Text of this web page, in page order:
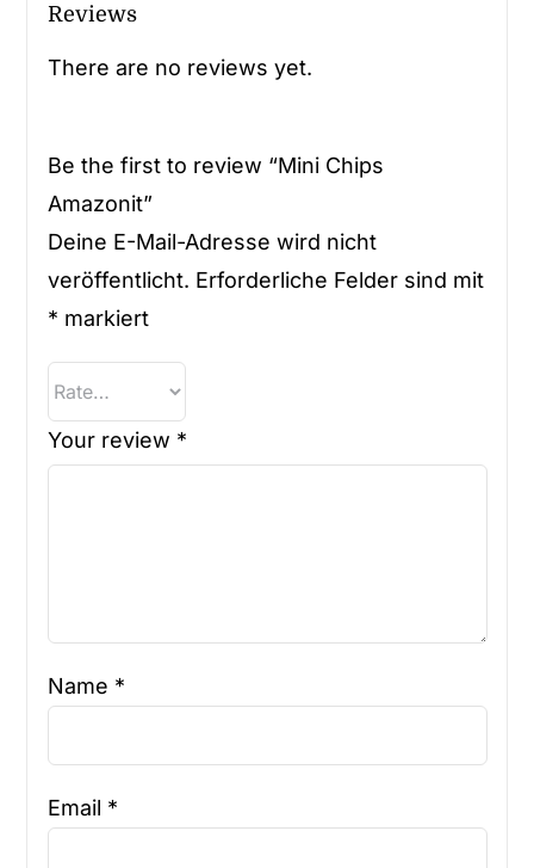
Reviews
There are no reviews yet.
Be the first to review “Mini Chips
Amazonit”
Deine E-Mail-Adresse wird nicht
veröffentlicht. Erforderliche Felder sind mit
* markiert
Your review *
Name *
Email *